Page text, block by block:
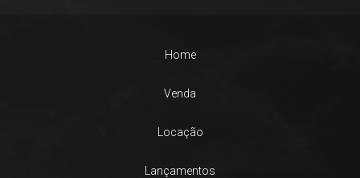
Home
Venda
Locação
Lançamentos